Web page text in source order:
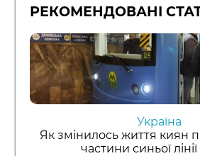
РЕКОМЕНДОВАНІ
Україна
Як змінилось життя киян
частини синьої